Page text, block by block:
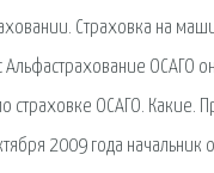
Страховка на
Альфастрахование
ОСАГО. Какие.
2009 года начальник